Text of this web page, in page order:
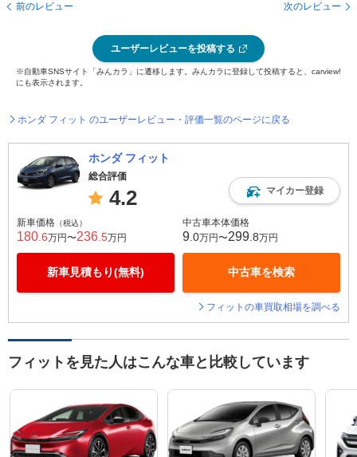
前のレビュー 次のレビュー
ユーザーレビューを投稿する
※自動車SNSサイト「みんカラ」に遷移します。みんカラに登録して投稿すると、carview!
にも表示されます。
ホンダ フィット のユーザーレビュー・評価一覧のページに戻る
ホンダ フィット
総合評価
4.2 マイカー登録
新車価格 （税込）
180 .6万円〜236 .5万円
新車見積もり(無料)
中古車本体価格
9 .0万円〜299 .8万円
中古車を検索
フィットの車買取相場を調べる
フィットを見た人はこんな車と比較しています